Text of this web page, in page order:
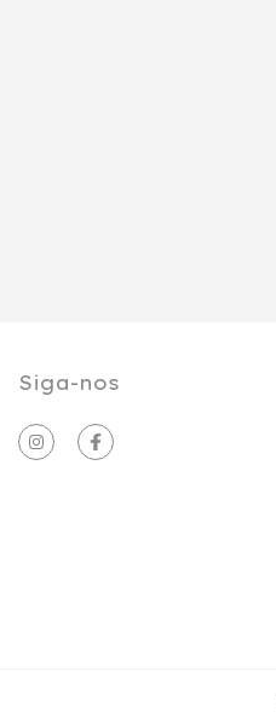
Siga-nos